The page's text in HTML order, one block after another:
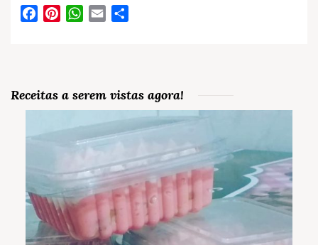
FacebookPinterestWhatsApp
Email
Receitas a serem vistas agora!